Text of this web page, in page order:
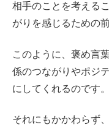
相手のことを考える
がりを感じるための
このように、褒め言
係のつながりやポジ
にしてくれるのです。
それにもかかわらず